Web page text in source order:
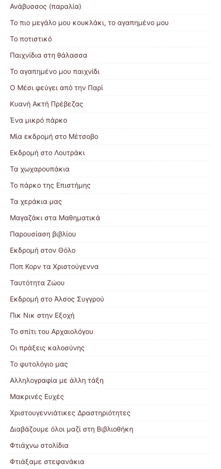
Ανάβυσσος (παραλία)
Το πιο μεγάλο μου κουκλάκι, το αγαπημένο μου
Το ποτιστικό
Παιχνίδια στη θάλασσα
Το αγαπημένο μου παιχνίδι
Ο Μέσι φεύγει από την Παρί
Κυανή Ακτή Πρέβεζας
Ένα μικρό πάρκο
Μία εκδρομή στο Μέτσοβο
Εκδρομή στο Λουτράκι
Τα χωχαρουπάκια
Το πάρκο της Επιστήμης
Τα χεράκια μας
Μαγαζάκι στα Μαθηματικά
Παρουσίαση βιβλίου
Εκδρομή στον Θόλο
Ποπ Κορν τα Χριστούγεννα
Ταυτότητα Ζώου
Εκδρομή στο Άλσος Συγγρού
Πικ Νικ στην Εξοχή
Το σπίτι του Αρχαιολόγου
Οι πράξεις καλοσύνης
Το φυτολόγιο μας
Αλληλογραφία με άλλη τάξη
Μακρινές Ευχές
Χριστουγεννιάτικες Δραστηριότητες
Διαβάζουμε όλοι μαζί στη Βιβλιοθήκη
Φτιάχνω στολίδια
Φτιάξαμε στεφανάκια